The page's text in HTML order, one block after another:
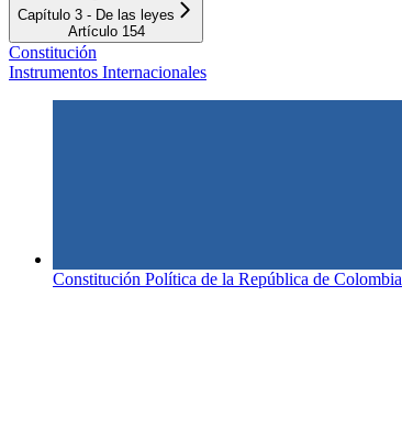
Capítulo 3 - De las leyes
Artículo 154
Constitución
Instrumentos Internacionales
Constitución Política de la República de Colombia